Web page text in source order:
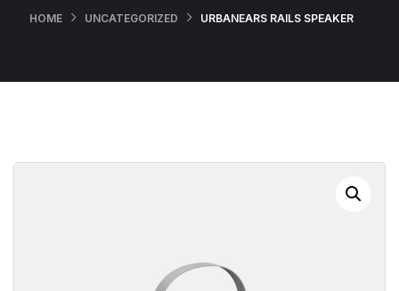
HOME UNCATEGORIZED URBANEARS RAILS SPEAKER